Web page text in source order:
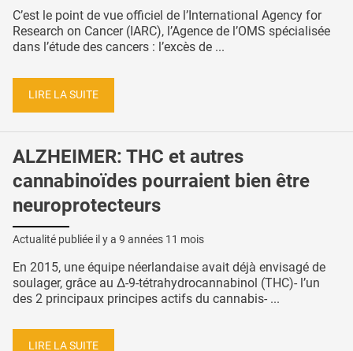
C’est le point de vue officiel de l’International Agency for
Research on Cancer (IARC), l’Agence de l’OMS spécialisée
dans l’étude des cancers : l’excès de ...
LIRE LA SUITE
ALZHEIMER: THC et autres
cannabinoïdes pourraient bien être
neuroprotecteurs
Actualité publiée il y a 9 années 11 mois
En 2015, une équipe néerlandaise avait déjà envisagé de
soulager, grâce au Δ-9-tétrahydrocannabinol (THC)- l’un
des 2 principaux principes actifs du cannabis- ...
LIRE LA SUITE